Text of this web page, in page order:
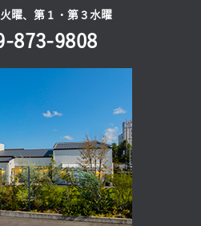
曜、第１・第３水曜
873-9808